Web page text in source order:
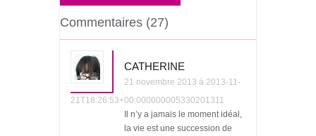
Commentaires (27)
CATHERINE
21 novembre 2013 à 2013-11-
21T18:26:53+00:000000005330201311
Il n’y a jamais le moment idéal,
la vie est une succession de